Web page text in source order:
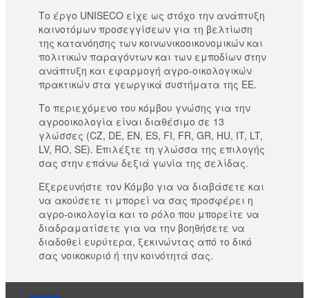
Το έργο UNISECO είχε ως στόχο την ανάπτυξη
καινοτόμων προσεγγίσεων για τη βελτίωση
της κατανόησης των κοινωνικοοικονομικών και
πολιτικών παραγόντων και των εμποδίων στην
ανάπτυξη και εφαρμογή αγρο-οικολογικών
πρακτικών στα γεωργικά συστήματα της ΕΕ.
Το περιεχόμενο του κόμβου γνώσης για την
αγροοικολογία είναι διαθέσιμο σε 13
γλώσσες (CZ, DE, EN, ES, FI, FR, GR, HU, IT, LT,
LV, RO, SE). Επιλέξτε τη γλώσσα της επιλογής
σας στην επάνω δεξιά γωνία της σελίδας.
Εξερευνήστε τον Κόμβο για να διαβάσετε και
να ακούσετε τι μπορεί να σας προσφέρει η
αγρο-οικολογία και το ρόλο που μπορείτε να
διαδραματίσετε για να την βοηθήσετε να
διαδοθεί ευρύτερα, ξεκινώντας από το δικό
σας νοικοκυριό ή την κοινότητά σας.